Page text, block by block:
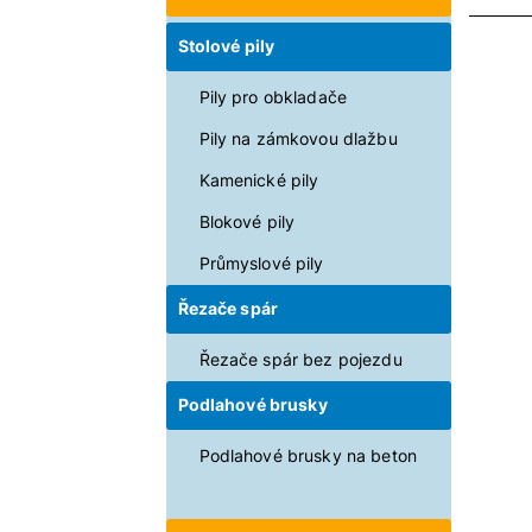
Stolové pily
Pily pro obkladače
Pily na zámkovou dlažbu
Kamenické pily
Blokové pily
Průmyslové pily
Řezače spár
Řezače spár bez pojezdu
Podlahové brusky
Podlahové brusky na beton